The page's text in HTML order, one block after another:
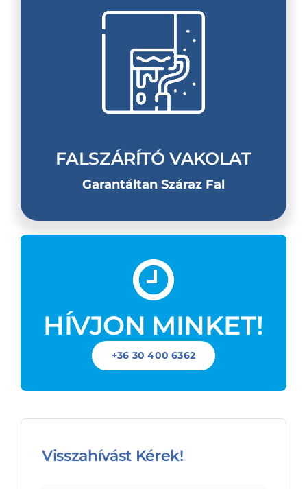
FALSZÁRÍTÓ VAKOLAT
Garantáltan Száraz Fal
HÍVJON MINKET!
+36 30 400 6362
Visszahívást Kérek!